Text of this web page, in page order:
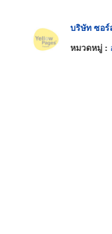
บริษัท ซอร์
หมวดหมู่ :